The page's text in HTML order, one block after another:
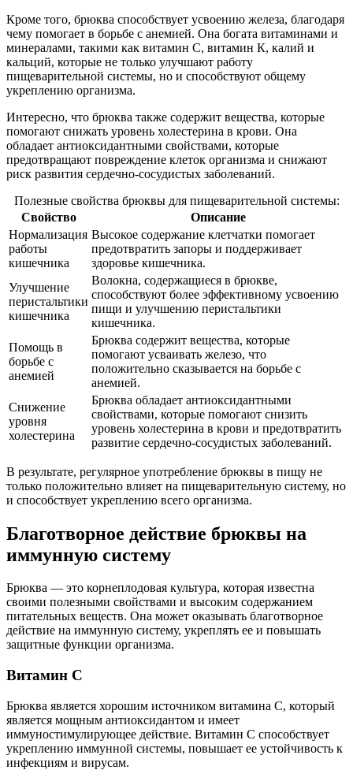
Кроме того, брюква способствует усвоению железа, благодаря
чему помогает в борьбе с анемией. Она богата витаминами и
минералами, такими как витамин С, витамин К, калий и
кальций, которые не только улучшают работу
пищеварительной системы, но и способствуют общему
укреплению организма.
Интересно, что брюква также содержит вещества, которые
помогают снижать уровень холестерина в крови. Она
обладает антиоксидантными свойствами, которые
предотвращают повреждение клеток организма и снижают
риск развития сердечно-сосудистых заболеваний.
Полезные свойства брюквы для пищеварительной системы:
Свойство
Описание
Нормализация
работы
кишечника
Высокое содержание клетчатки помогает
предотвратить запоры и поддерживает
здоровье кишечника.
Улучшение
перистальтики
кишечника
Волокна, содержащиеся в брюкве,
способствуют более эффективному усвоению
пищи и улучшению перистальтики
кишечника.
Помощь в
борьбе с
анемией
Брюква содержит вещества, которые
помогают усваивать железо, что
положительно сказывается на борьбе с
анемией.
Снижение
уровня
холестерина
Брюква обладает антиоксидантными
свойствами, которые помогают снизить
уровень холестерина в крови и предотвратить
развитие сердечно-сосудистых заболеваний.
В результате, регулярное употребление брюквы в пищу не
только положительно влияет на пищеварительную систему, но
и способствует укреплению всего организма.
Благотворное действие брюквы на
иммунную систему
Брюква — это корнеплодовая культура, которая известна
своими полезными свойствами и высоким содержанием
питательных веществ. Она может оказывать благотворное
действие на иммунную систему, укреплять ее и повышать
защитные функции организма.
Витамин С
Брюква является хорошим источником витамина С, который
является мощным антиоксидантом и имеет
иммуностимулирующее действие. Витамин С способствует
укреплению иммунной системы, повышает ее устойчивость к
инфекциям и вирусам.